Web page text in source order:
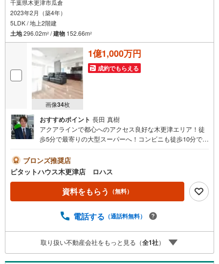
千葉県木更津市瓜倉
2023年2月（築4年）
5LDK / 地上2階建
土地296.02m2 /建物 152.66m2
画像34枚
1億1,000万円
成約でもらえる
おすすめポイント 長田 真樹
アクアラインで都心へのアクセス良好な木更津エリア！徒
歩5分で最寄りの大型スーパーへ！コンビニも徒歩10分で生
ます。大型ビルトインガレージ内は3台駐車可能、車・バイ
クを愛する方へ永住はもちろん房総方面へのレジャー拠点
としての2拠点生活にも！オール電化仕様で太陽光発電＋
蓄電池装備済！室内は全館床冷暖房＋トリプル樹脂サッシ
なので 一年通して温度差の少ない快適空間です。
ブロンズ推奨店
ピタットハウス木更津店 ロハス
資料をもらう （無料）
電話する （通話料無料）
取り扱い不動産会社をもっと見る（全1社）